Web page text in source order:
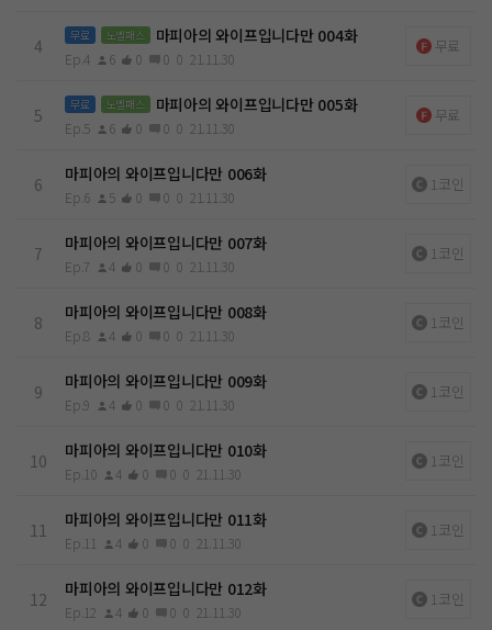
4
무료 노벨패스 마피아의 와이프입니다만 004화
Ep.4 6 0 0 0 21.11.30
무료
5
무료 노벨패스 마피아의 와이프입니다만 005화
Ep.5 6 0 0 0 21.11.30
무료
6 마피아의 와이프입니다만 006화
Ep.6 5 0 0 0 21.11.30
1코인
7 마피아의 와이프입니다만 007화
Ep.7 4 0 0 0 21.11.30
1코인
8 마피아의 와이프입니다만 008화
Ep.8 4 0 0 0 21.11.30
1코인
9 마피아의 와이프입니다만 009화
Ep.9 4 0 0 0 21.11.30
1코인
10 마피아의 와이프입니다만 010화
Ep.10 4 0 0 0 21.11.30
1코인
11 마피아의 와이프입니다만 011화
Ep.11 4 0 0 0 21.11.30
1코인
12 마피아의 와이프입니다만 012화
Ep.12 4 0 0 0 21.11.30
1코인